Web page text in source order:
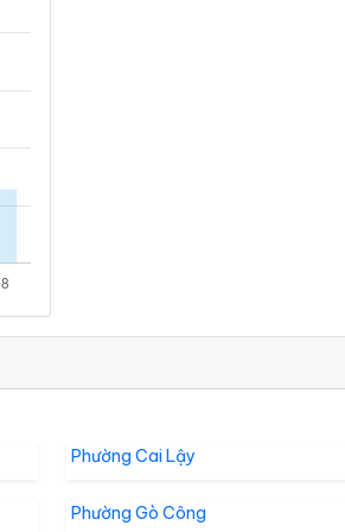
Phường Cai Lậy
Phường Gò Công